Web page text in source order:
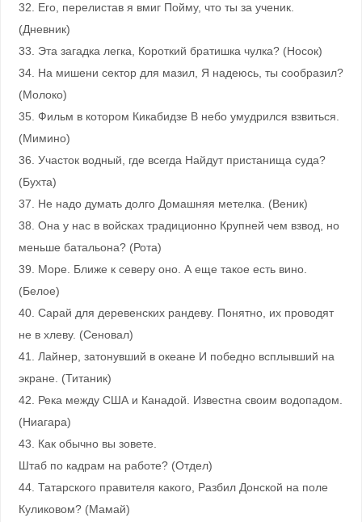
32. Его, перелистав я вмиг Пойму, что ты за ученик.
(Дневник)
33. Эта загадка легка, Короткий братишка чулка? (Носок)
34. На мишени сектор для мазил, Я надеюсь, ты сообразил?
(Молоко)
35. Фильм в котором Кикабидзе В небо умудрился взвиться.
(Мимино)
36. Участок водный, где всегда Найдут пристанища суда?
(Бухта)
37. Не надо думать долго Домашняя метелка. (Веник)
38. Она у нас в войсках традиционно Крупней чем взвод, но
меньше батальона? (Рота)
39. Море. Ближе к северу оно. А еще такое есть вино.
(Белое)
40. Сарай для деревенских рандеву. Понятно, их проводят
не в хлеву. (Сеновал)
41. Лайнер, затонувший в океане И победно всплывший на
экране. (Титаник)
42. Река между США и Канадой. Известна своим водопадом.
(Ниагара)
43. Как обычно вы зовете.
Штаб по кадрам на работе? (Отдел)
44. Татарского правителя какого, Разбил Донской на поле
Куликовом? (Мамай)